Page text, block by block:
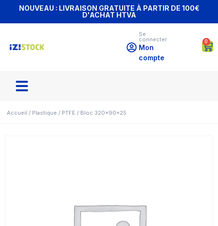
NOUVEAU : LIVRAISON GRATUITE À PARTIR DE 100€
D'ACHAT HTVA
Se
connecter
Mon
compte
0
Accueil / Plastique / PTFE / Bloc 320x90x25